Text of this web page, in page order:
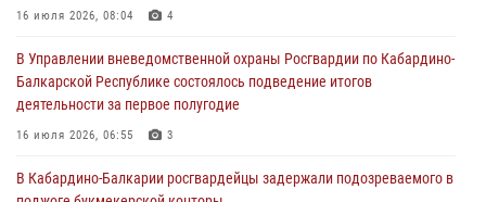
31 июля 2026, 09:22
Состоялась рабочая встреча директора Росгвардии Героя России
генерала армии Виктора Золотова с заместителем полномочного
представителя Президента Российской Федерации в Северо-
Кавказском федеральном округе Виталием Кузнецовым
16 июля 2026, 08:04 4
В Управлении вневедомственной охраны Росгвардии по Кабардино-
Балкарской Республике состоялось подведение итогов
деятельности за первое полугодие
16 июля 2026, 06:55 3
В Кабардино-Балкарии росгвардейцы задержали подозреваемого в